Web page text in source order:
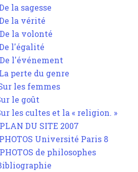
la sagesse
la vérité
la volonté
l'égalité
l'événement
perte du genre
les femmes
le goût
les cultes et la « religion. »
DU SITE 2007
Université Paris 8
de philosophes